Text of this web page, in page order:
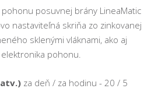
posuvnej brány LineaMatic
nastaviteľná skriňa zo zinkovanej
sklenými vláknami, ako aj
pohonu.
za deň / za hodinu - 20 / 5